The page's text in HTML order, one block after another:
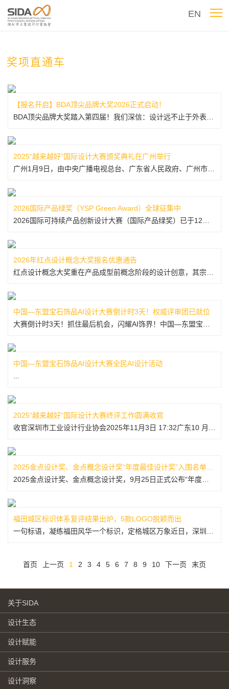
EN
奖项直通车
【报名开启】BDA顶尖品牌大奖2026正式启动！
2025“越来越好”国际设计大赛颁奖典礼在广州举行
2026国际产品绿奖（YSP Green Award）全球征集中
2026年红点设计概念大奖报名优惠通告
中国—东盟宝石饰品AI设计大赛倒计时3天！权威评审团已就位
中国—东盟宝石饰品AI设计大赛全民AI设计活动
2025“越来越好”国际设计大赛终评工作圆满收官
福田城区标识体系复评结果出炉，5款LOGO脱颖而出
首页 上一页 1 2 3 4 5 6 7 8 9 10 下一页 末页
关于SIDA
设计生态
设计赋能
设计服务
设计洞察